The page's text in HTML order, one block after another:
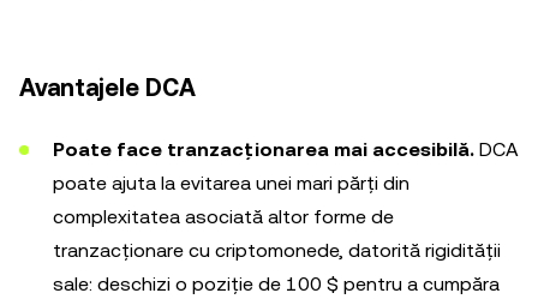
Avantajele DCA
Poate face tranzacționarea mai accesibilă. DCA
poate ajuta la evitarea unei mari părți din
complexitatea asociată altor forme de
tranzacționare cu criptomonede, datorită rigidității
sale: deschizi o poziție de 100 $ pentru a cumpăra